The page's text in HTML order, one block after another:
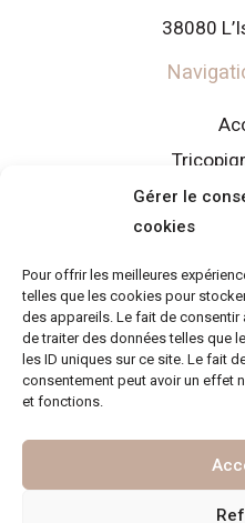
Gérer le
cookies
Pour offrir les meilleures
telles que les cookies pour
des appareils. Le fait de
de traiter des données telles que
les ID uniques sur ce site. Le fait
consentement peut avoir un effet
et fonctions.
38080
Politique de
Politique
06 95